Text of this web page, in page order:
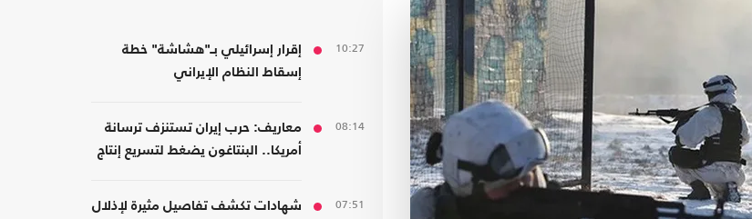
10:27
إقرار إسرائيلي بـ"هشاشة" خطة
إسقاط النظام الإيراني
08:14
معاريف: حرب إيران تستنزف ترسانة
أمريكا.. البنتاغون يضغط لتسريع إنتاج
07:51
شهادات تكشف تفاصيل مثيرة لإذلال